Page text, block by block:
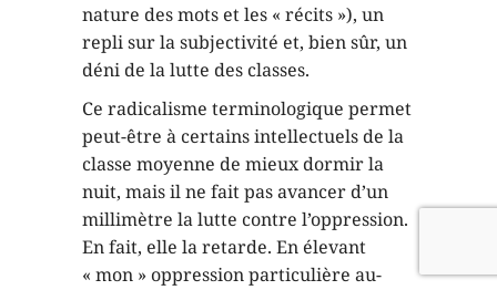
nature des mots et les « récits »), un
repli sur la subjectivité et, bien sûr, un
déni de la lutte des classes.
Ce radicalisme terminologique permet
peut-être à certains intellectuels de la
classe moyenne de mieux dormir la
nuit, mais il ne fait pas avancer d’un
millimètre la lutte contre l’oppression.
En fait, elle la retarde. En élevant
« mon » oppression particulière au-